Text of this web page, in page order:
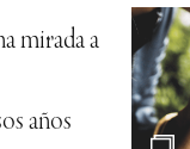
mirada a
años